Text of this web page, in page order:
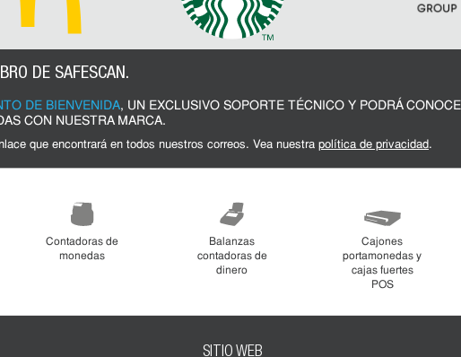
DE SAFESCAN.
DE BIENVENIDA, UN EXCLUSIVO SOPORTE TÉCNICO Y PODRÁ
CON NUESTRA MARCA.
que encontrará en todos nuestros correos. Vea nuestra política de privacidad.
Contadoras de
monedas
Balanzas
contadoras de
dinero
Cajones
portamonedas y
cajas fuertes
POS
SITIO WEB